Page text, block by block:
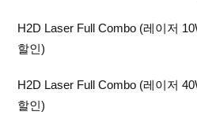
H2D Laser Full Combo (레이저
할인)
H2D Laser Full Combo (레이저
할인)